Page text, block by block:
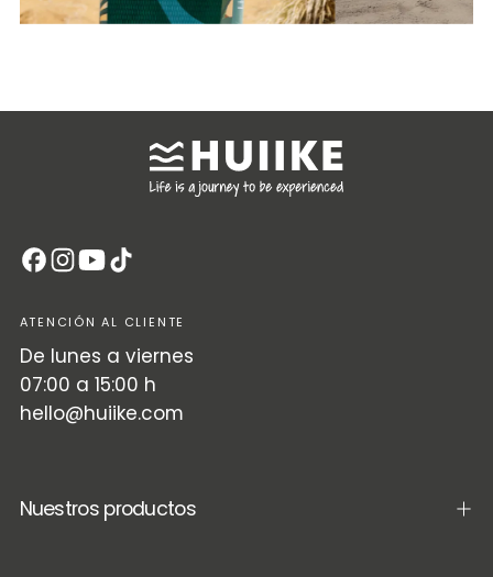
ATENCIÓN AL CLIENTE
De lunes a viernes
07:00 a 15:00 h
hello@huiike.com
Nuestros productos